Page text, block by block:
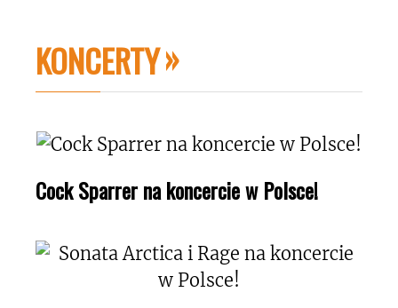
KONCERTY
Cock Sparrer na koncercie w Polsce!